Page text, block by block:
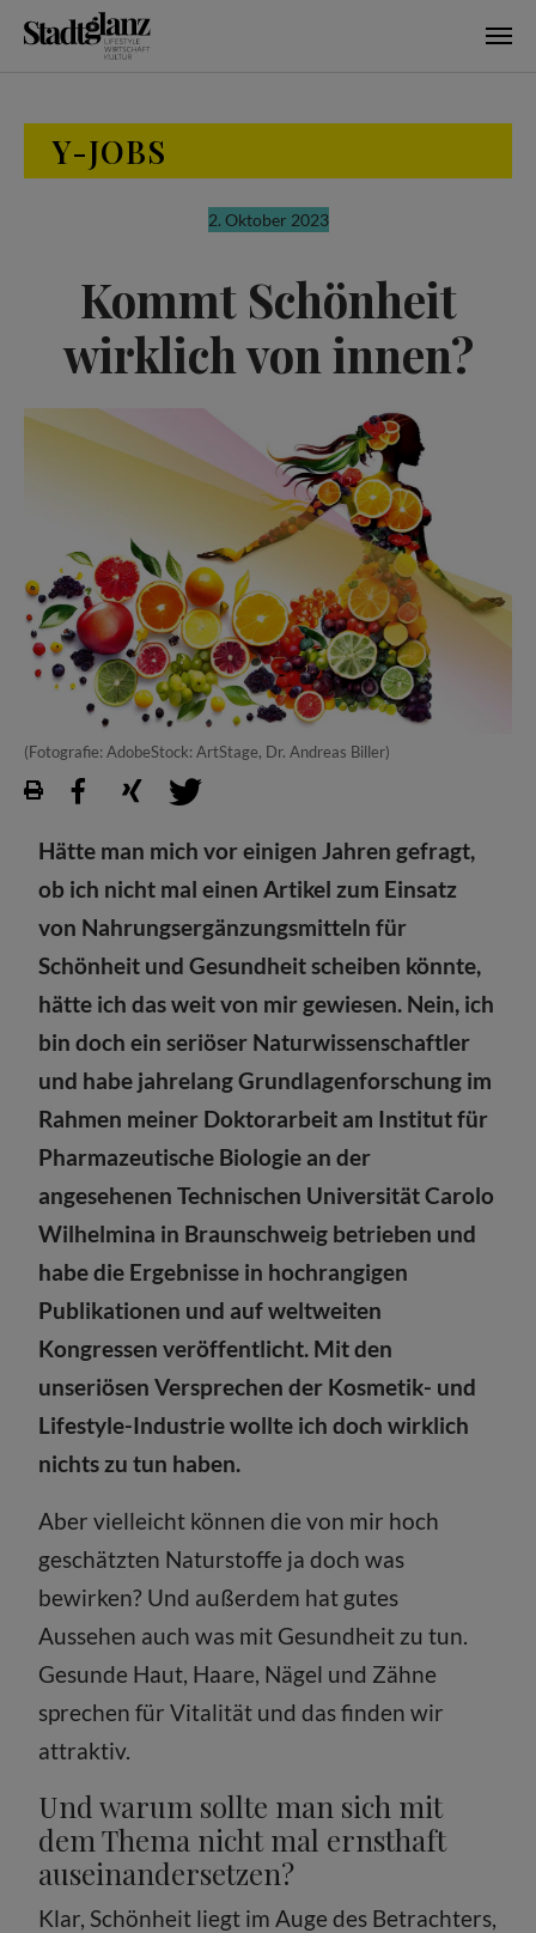
Y-JOBS
2. Oktober 2023
Kommt Schönheit
wirklich von innen?
(Fotografie: AdobeStock: ArtStage, Dr. Andreas Biller)
Hätte man mich vor einigen Jahren gefragt,
ob ich nicht mal einen Artikel zum Einsatz
von Nahrungsergänzungsmitteln für
Schönheit und Gesundheit scheiben könnte,
hätte ich das weit von mir gewiesen. Nein, ich
bin doch ein seriöser Naturwissenschaftler
und habe jahrelang Grundlagenforschung im
Rahmen meiner Doktorarbeit am Institut für
Pharmazeutische Biologie an der
angesehenen Technischen Universität Carolo
Wilhelmina in Braunschweig betrieben und
habe die Ergebnisse in hochrangigen
Publikationen und auf weltweiten
Kongressen veröffentlicht. Mit den
unseriösen Versprechen der Kosmetik- und
Lifestyle-Industrie wollte ich doch wirklich
nichts zu tun haben.
Aber vielleicht können die von mir hoch
geschätzten Naturstoffe ja doch was
bewirken? Und außerdem hat gutes
Aussehen auch was mit Gesundheit zu tun.
Gesunde Haut, Haare, Nägel und Zähne
sprechen für Vitalität und das finden wir
attraktiv.
Und warum sollte man sich mit
dem Thema nicht mal ernsthaft
auseinandersetzen?
Klar, Schönheit liegt im Auge des Betrachters,